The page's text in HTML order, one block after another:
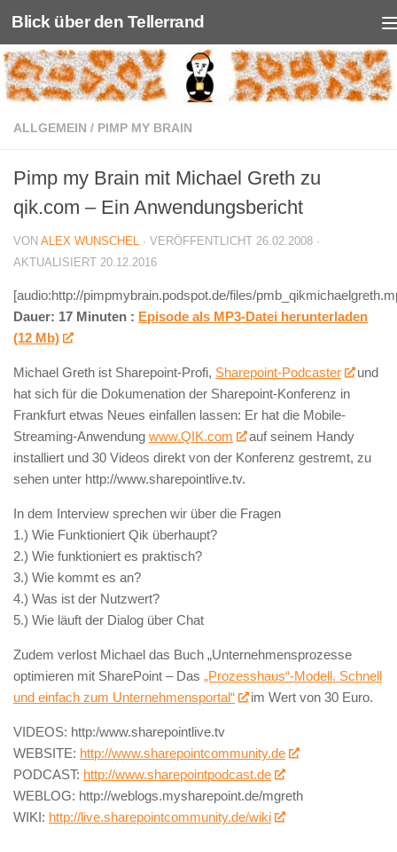
Unter dem Inhalt
Blick über den Tellerrand
ALLGEMEIN / PIMP MY BRAIN
Pimp my Brain mit Michael Greth zu
qik.com – Ein Anwendungsbericht
VON ALEX WUNSCHEL · VERÖFFENTLICHT 26.02.2008 ·
AKTUALISIERT 20.12.2016
[audio:http://pimpmybrain.podspot.de/files/
Dauer: 17 Minuten : Episode als MP3-Datei herunterladen
(12 Mb)
Michael Greth ist Sharepoint-Profi, Sharepoint-Podcaster
und
hat sich für die Dokumenation der Sharepoint-Konferenz in
Frankfurt etwas Neues einfallen lassen: Er hat die Mobile-
Streaming-Anwendung www.QIK.com
auf seinem Handy
installiert und 30 Videos direkt von der Konferenz gestremt, zu
sehen unter http://www.sharepointlive.tv.
In dem Interview sprechen wir über die Fragen
1.) Wie Funktioniert Qik überhaupt?
2.) Wie funktioniert es praktisch?
3.) Wie kommt es an?
4.) Was ist der Nutzwert?
5.) Wie läuft der Dialog über Chat
Zudem verlost Michael das Buch „Unternehmensprozesse
optimieren mit SharePoint – Das „Prozesshaus“-Modell. Schnell
und einfach zum Unternehmensportal“
im Wert von 30 Euro.
VIDEOS: http:/www.sharepointlive.tv
WEBSITE: http://www.sharepointcommunity.de
PODCAST: http://www.sharepointpodcast.de
WEBLOG: http://weblogs.mysharepoint.de/mgreth
WIKI: http://live.sharepointcommunity.de/wiki